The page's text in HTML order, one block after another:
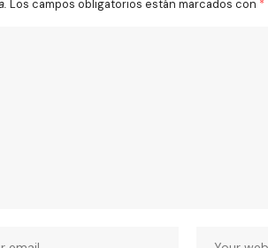
Los campos obligatorios están marcados con *